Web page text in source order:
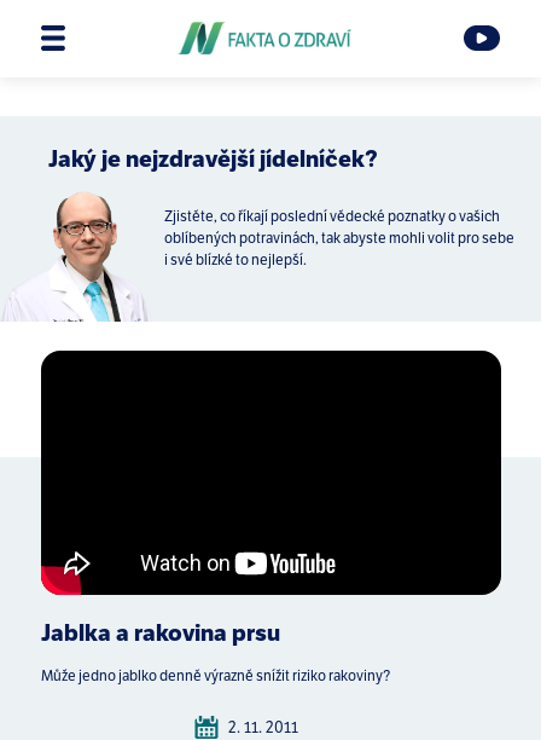
Jaký je nejzdravější jídelníček?
Zjistěte, co říkají poslední vědecké poznatky o vašich
oblíbených potravinách, tak abyste mohli volit pro sebe
i své blízké to nejlepší.
Jablka a rakovina prsu
Může jedno jablko denně výrazně snížit riziko rakoviny?
2. 11. 2011